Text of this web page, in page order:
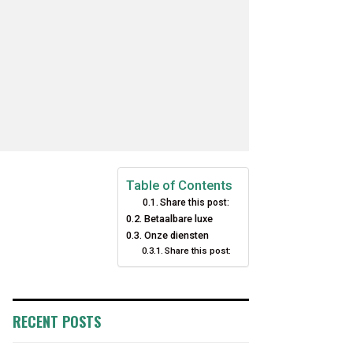
Table of Contents
Share this post:
Betaalbare luxe
Onze diensten
Share this post:
RECENT POSTS